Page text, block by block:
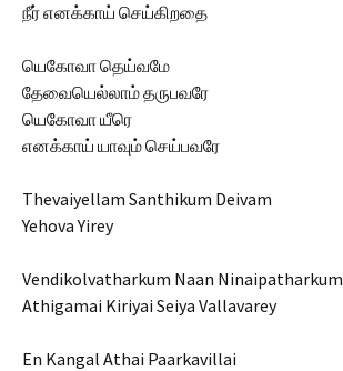
நீர் எனக்காய் செய்கிறதை
யெகோவா தெய்வமே
தேவையெல்லாம் தருபவரே
யெகோவா யீரெ
எனக்காய் யாவும் செய்பவரே
Thevaiyellam Santhikum Deivam
Yehova Yirey
Vendikolvatharkum Naan Ninaipatharkum
Athigamai Kiriyai Seiya Vallavarey
En Kangal Athai Paarkavillai